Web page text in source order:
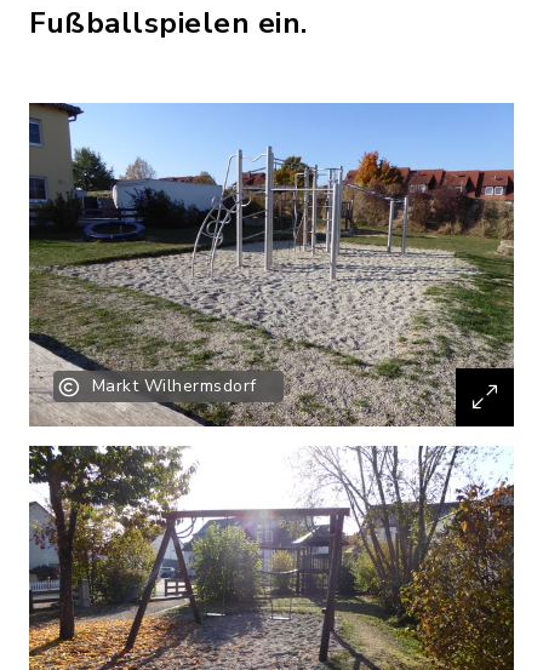
Fußballspielen ein.
Markt Wilhermsdorf